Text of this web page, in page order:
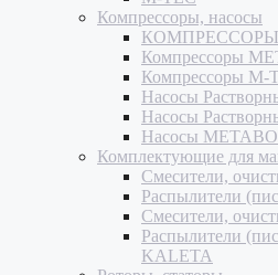
Компрессоры, насосы
Компрессоры
Компрессоры M-
Насосы
Насосы
Насосы METABO
Комплектующие для
Смесители,
Распылители
Смесители,
Распылители
KALETA